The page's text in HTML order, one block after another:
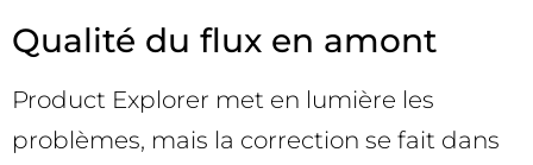
Qualité du flux en amont
Product Explorer met en lumière les
problèmes, mais la correction se fait dans